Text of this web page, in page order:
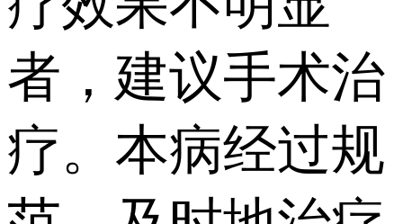
者，建议手术治
疗。本病经过规